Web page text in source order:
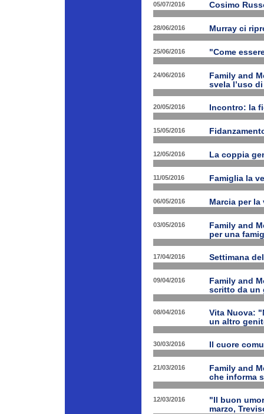
05/07/2016 Cosimo
28/06/2016 Murray ci
25/06/2016 "Come
24/06/2016
Family and
svela l’uso
20/05/2016 Incontro: la
15/05/2016
12/05/2016 La coppia
11/05/2016 Famiglia la
06/05/2016 Marcia per la
03/05/2016
Family and
per una
17/04/2016 Settimana
09/04/2016
Family and
scritto da un
08/04/2016
Vita Nuova:
un altro
30/03/2016 Il cuore
21/03/2016
Family and
che informa
12/03/2016
"Il buon
marzo,